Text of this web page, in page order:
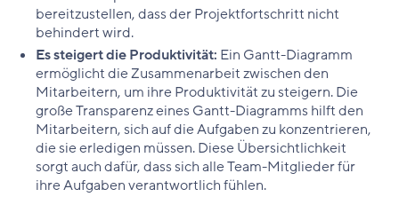
bereitzustellen, dass der Projektfortschritt nicht
behindert wird.
Es steigert die Produktivität: Ein Gantt-Diagramm
ermöglicht die Zusammenarbeit zwischen den
Mitarbeitern, um ihre Produktivität zu steigern. Die
große Transparenz eines Gantt-Diagramms hilft den
Mitarbeitern, sich auf die Aufgaben zu konzentrieren,
die sie erledigen müssen. Diese Übersichtlichkeit
sorgt auch dafür, dass sich alle Team-Mitglieder für
ihre Aufgaben verantwortlich fühlen.